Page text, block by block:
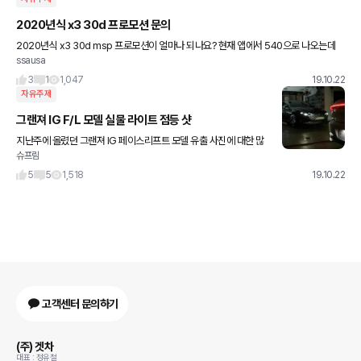
2020년식 x3 30d 프로모션 문의
2020년식 x3 30d msp 프로모션이 얼마나 되나요? 현재 앱에서 540으로 나오는데
이게 2020년식 적용인가요?
ssausa
3
1 1,047 19.10.22
자유주제
그랜져 IG F/L 모델 실물 라이트 점등 샷
지난주에 올렸던 그랜져 IG 페이스리프트 모델 유출 사진에 대한 많
은 관심 감사드립니다. 그래서 그 성원에 힘입어 다른 유출 삿들도 올
립니다. 이번에는 라이트 점등 샷인데요, 이렇게 보니 또 이쁘
슈프림
5
5 1,518 19.10.22
고객센터 문의하기
(주) 겟차
대표 : 정유철